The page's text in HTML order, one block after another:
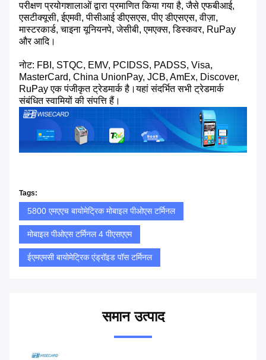
परीक्षण प्रयोगशालाओं द्वारा प्रमाणित किया गया है, जैसे एफबीआई,
एसटीक्यूसी, ईएमवी, पीसीआई डीएसएस, पीए डीएसएस, वीज़ा,
मास्टरकार्ड, चाइना यूनियनपे, जेसीबी, एमएक्स, डिस्कवर, RuPay
और आदि।
नोट: FBI, STQC, EMV, PCIDSS, PADSS, Visa,
MasterCard, China UnionPay, JCB, AmEx, Discover,
RuPay एक पंजीकृत ट्रेडमार्क है।यहां संदर्भित सभी ट्रेडमार्क
संबंधित स्वामियों की संपत्ति हैं।
Tags:
5800 एमएएच बायोमेट्रिक मोबाइल पीओएस टर्मिनल
मोबाइल पीओएस टर्मिनल 4 पीएसएएम
ईएमएमसी बायोमेट्रिक एंड्रॉइड पॉस टर्मिनल
समान उत्पाद